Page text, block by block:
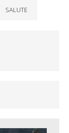
SALUTE